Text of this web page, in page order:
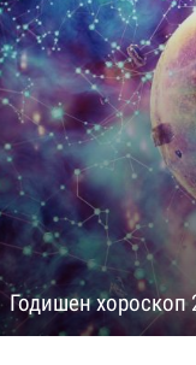
Годишен хороскоп